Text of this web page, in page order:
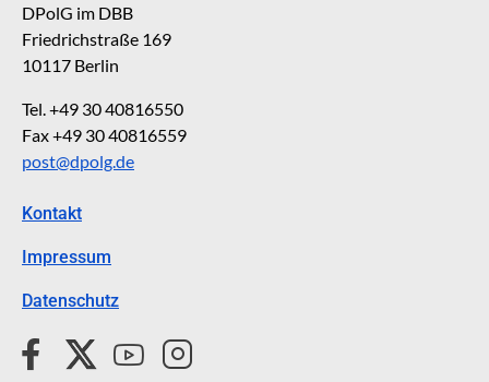
DPolG im DBB
Friedrichstraße 169
10117 Berlin
Tel. +49 30 40816550
Fax +49 30 40816559
post@dpolg.de
Kontakt
Impressum
Datenschutz